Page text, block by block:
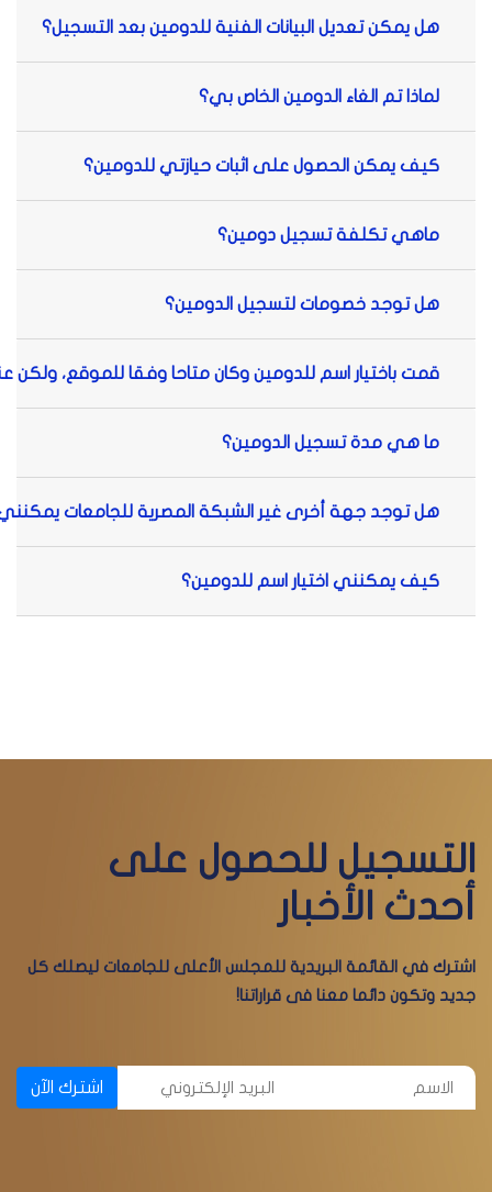
هل يمكن تعديل البيانات الفنية للدومين بعد التسجيل؟
لماذا تم الغاء الدومين الخاص بي؟
كيف يمكن الحصول على اثبات حيازتي للدومين؟
ماهي تكلفة تسجيل دومين؟
هل توجد خصومات لتسجيل الدومين؟
قمت باختيار اسم للدومين وكان متاحا وفقا للموقع، ولكن
ما هي مدة تسجيل الدومين؟
هل توجد جهة أخرى غير الشبكة المصرية للجامعات
كيف يمكنني اختيار اسم للدومين؟
التسجيل للحصول على
أحدث الأخبار
اشترك في القائمة البريدية للمجلس الأعلى للجامعات ليصلك كل
جديد وتكون دائما معنا فى قراراتنا!
اشترك الآن